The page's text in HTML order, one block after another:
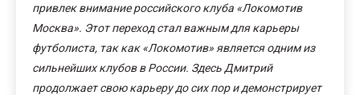
привлек внимание российского клуба «Локомотив
Москва». Этот переход стал важным для карьеры
футболиста, так как «Локомотив» является одним из
сильнейших клубов в России. Здесь Дмитрий
продолжает свою карьеру до сих пор и демонстрирует